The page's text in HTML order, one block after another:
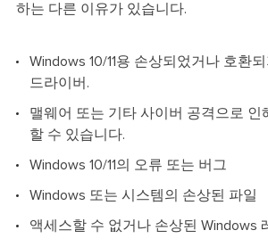
하는 다른 이유가 있습니다.
Windows 10/11용 손상되었거나 호환
드라이버.
맬웨어 또는 기타 사이버 공격으로 인
할 수 있습니다.
Windows 10/11의 오류 또는 버그
Windows 또는 시스템의 손상된 파일
액세스할 수 없거나 손상된 Windows